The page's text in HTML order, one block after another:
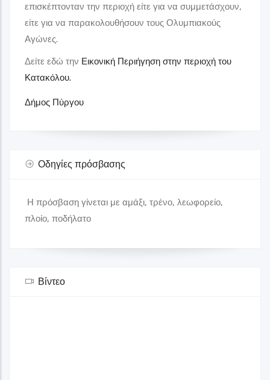
Το Κορακοχώρι αποτελεί μια μικρή και γραφική κοινότη
Στάσεις Θεματικών Διαδρομών
Γκαλερί
Το κτήμα Μερκούρη βρίσκεται Δυτικά της Πελοποννήσου, στο
2621041601
Στάση 10
επισκέπτονταν την περιοχή είτε για να συμμετάσχουν,
είτε για να παρακολουθήσουν τους Ολυμπιακούς
Αγώνες.
Δείτε εδώ την Εικονική Περιήγηση στην περιοχή του
Κατακόλου.
Δήμος Πύργου
Οδηγίες πρόσβασης
Η πρόσβαση γίνεται με αμάξι, τρένο, λεωφορείο,
πλοίο, ποδήλατο
Βίντεο